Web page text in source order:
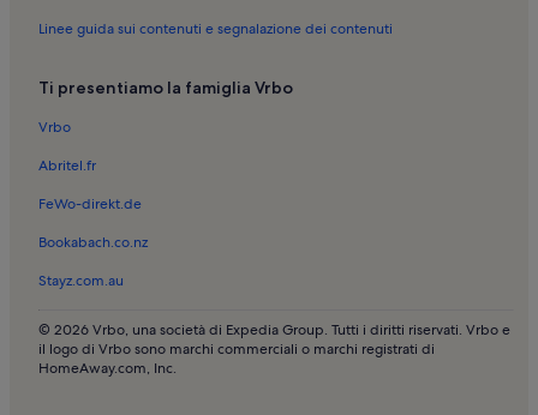
Linee guida sui contenuti e segnalazione dei contenuti
Ti presentiamo la famiglia Vrbo
Vrbo
Abritel.fr
FeWo-direkt.de
Bookabach.co.nz
Stayz.com.au
© 2026 Vrbo, una società di Expedia Group. Tutti i diritti riservati. Vrbo e
il logo di Vrbo sono marchi commerciali o marchi registrati di
HomeAway.com, Inc.